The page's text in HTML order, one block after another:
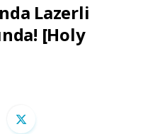
Lazerli
[Holy